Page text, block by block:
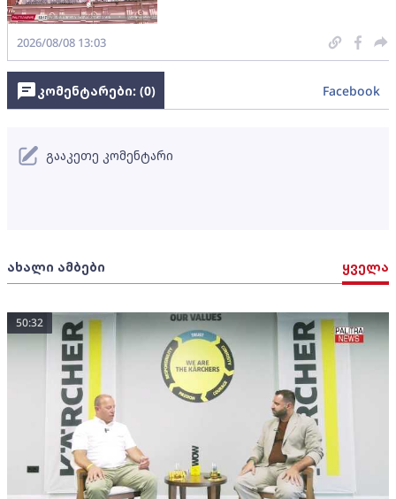
2026/08/08 13:03
ახალი ამბები ყველა
50:32
კომენტარები: (0) Facebook
გააკეთე კომენტარი